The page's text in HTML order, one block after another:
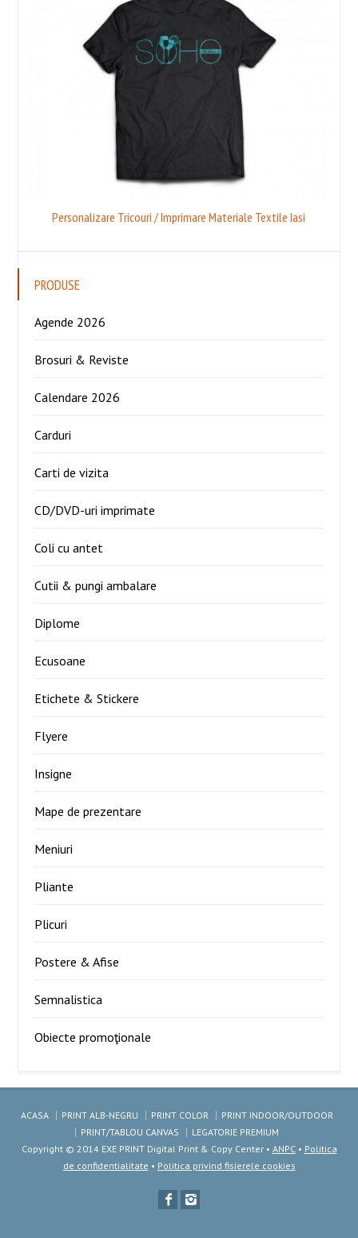
Personalizare Tricouri / Imprimare Materiale Textile Iasi
PRODUSE
Agende 2026
Brosuri & Reviste
Calendare 2026
Carduri
Carti de vizita
CD/DVD-uri imprimate
Coli cu antet
Cutii & pungi ambalare
Diplome
Ecusoane
Etichete & Stickere
Flyere
Insigne
Mape de prezentare
Meniuri
Pliante
Plicuri
Postere & Afise
Semnalistica
Obiecte promoţionale
ACASA PRINT ALB-NEGRU PRINT COLOR
PRINT INDOOR/OUTDOOR
PRINT/TABLOU CANVAS
LEGATORIE PREMIUM
Copyright © 2014 EXE PRINT Digital Print & Copy Center • ANPC• Politica
de confidentialitate • Politica privind fisierele cookies